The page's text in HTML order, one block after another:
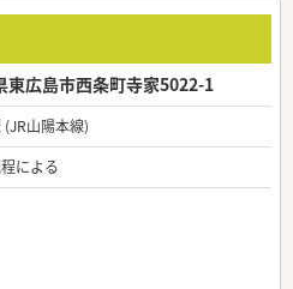
東広島市西条町寺家5022-1
(JR山陽本線)
による